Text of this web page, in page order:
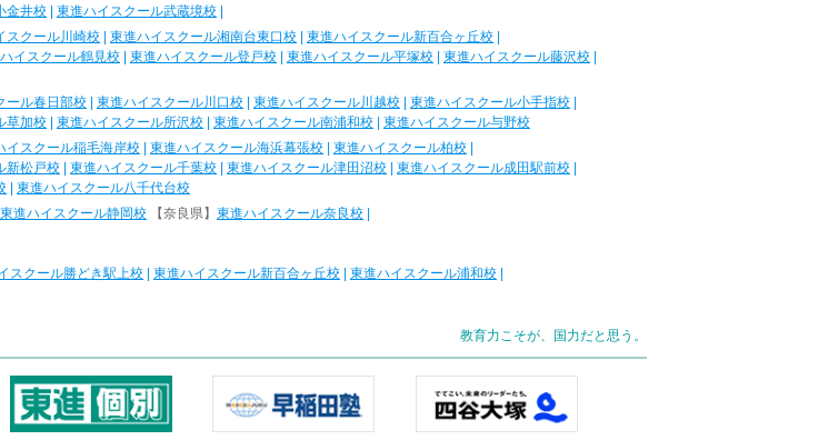
金井校 東進ハイスクール武蔵境校
スクール川崎校 東進ハイスクール湘南台東口校 東進ハイスクール新百合ヶ丘校
イスクール鶴見校 東進ハイスクール登戸校 東進ハイスクール平塚校 東進ハイスクール藤沢校
ール春日部校 東進ハイスクール川口校 東進ハイスクール川越校 東進ハイスクール小手指校
草加校 東進ハイスクール所沢校 東進ハイスクール南浦和校
東進ハイスクール与野校
イスクール稲毛海岸校 東進ハイスクール海浜幕張校 東進ハイスクール柏校
新松戸校 東進ハイスクール千葉校 東進ハイスクール津田沼校 東進ハイスクール成田駅前校
東進ハイスクール八千代台校
東進ハイスクール静岡校 【奈良県】 東進ハイスクール奈良校
スクール勝どき駅上校 東進ハイスクール新百合ヶ丘校 東進ハイスクール浦和校
教育力こそが、国力だと思う。